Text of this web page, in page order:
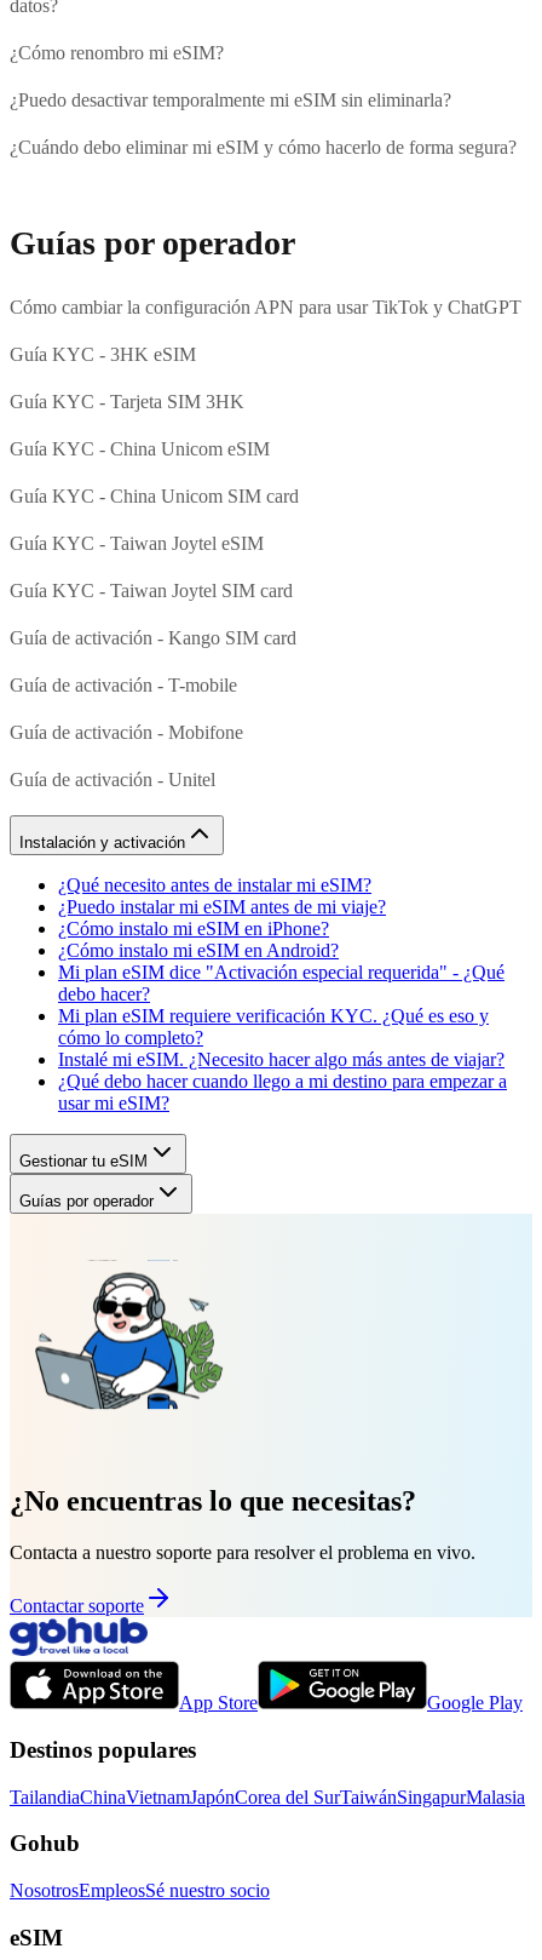
datos?
¿Cómo renombro mi eSIM?
¿Puedo desactivar temporalmente mi eSIM sin eliminarla?
¿Cuándo debo eliminar mi eSIM y cómo hacerlo de forma segura?
Guías por operador
Cómo cambiar la configuración APN para usar TikTok y ChatGPT
Guía KYC - 3HK eSIM
Guía KYC - Tarjeta SIM 3HK
Guía KYC - China Unicom eSIM
Guía KYC - China Unicom SIM card
Guía KYC - Taiwan Joytel eSIM
Guía KYC - Taiwan Joytel SIM card
Guía de activación - Kango SIM card
Guía de activación - T-mobile
Guía de activación - Mobifone
Guía de activación - Unitel
Instalación y activación
¿Qué necesito antes de instalar mi eSIM?
¿Puedo instalar mi eSIM antes de mi viaje?
¿Cómo instalo mi eSIM en iPhone?
¿Cómo instalo mi eSIM en Android?
Mi plan eSIM dice "Activación especial requerida" - ¿Qué
debo hacer?
Mi plan eSIM requiere verificación KYC. ¿Qué es eso y
cómo lo completo?
Instalé mi eSIM. ¿Necesito hacer algo más antes de viajar?
¿Qué debo hacer cuando llego a mi destino para empezar a
usar mi eSIM?
Gestionar tu eSIM
Guías por operador
¿No encuentras lo que necesitas?
Contacta a nuestro soporte para resolver el problema en vivo.
Contactar soporte
App Store Google Play
Destinos populares
TailandiaChinaVietnamJapónCorea del SurTaiwánSingapurMalasia
Gohub
NosotrosEmpleosSé nuestro socio
eSIM